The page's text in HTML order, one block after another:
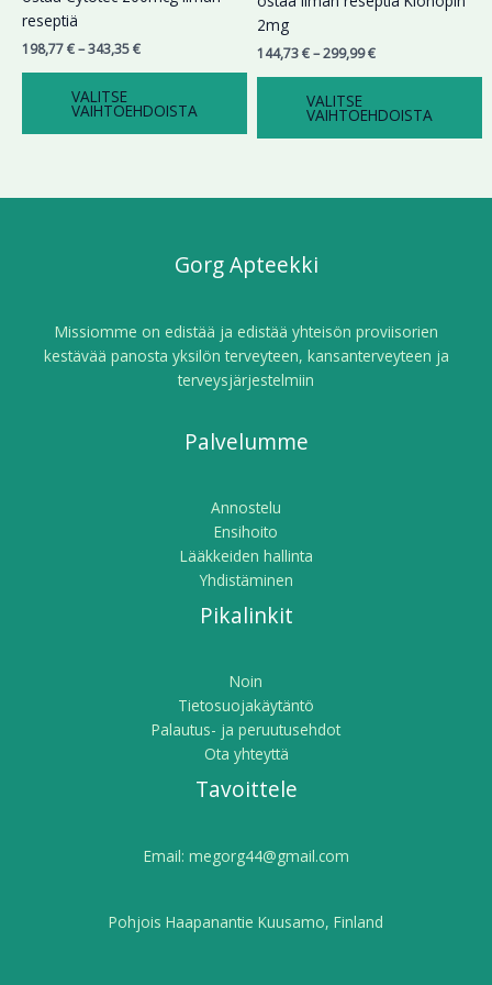
reseptiä
198,77€–343,35€
VALITSE
VAIHTOEHDOISTA
tehdä
valinnat
tuotteen
2mg
144,73€–299,99€
VALITSE
VAIHTOEHDOISTA
tehdä
valinnat
tuotteen
sivulla.
Gorg Apteekki
Missiomme on edistää ja edistää yhteisön proviisorien
kestävää panosta yksilön terveyteen, kansanterveyteen ja
terveysjärjestelmiin
Palvelumme
Annostelu
Ensihoito
Lääkkeiden hallinta
Yhdistäminen
Pikalinkit
Noin
Tietosuojakäytäntö
Palautus- ja peruutusehdot
Ota yhteyttä
Tavoittele
Email: megorg44@gmail.com
Pohjois Haapanantie Kuusamo, Finland